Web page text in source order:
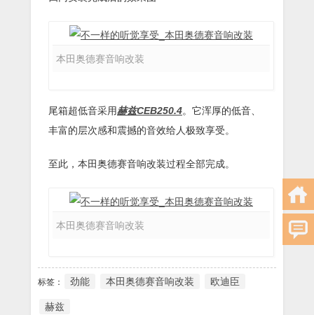
本田奥德赛音响改装
尾箱超低音采用赫兹CEB250.4。它浑厚的低音、
丰富的层次感和震撼的音效给人极致享受。
至此，本田奥德赛音响改装过程全部完成。
本田奥德赛音响改装
标签： 劲能 本田奥德赛音响改装 欧迪臣
赫兹